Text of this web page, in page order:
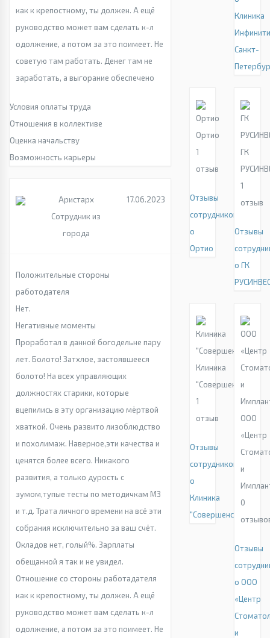
как к крепостному, ты должен. А ещё
руководство может вам сделать к-л
одолжение, а потом за это поимеет. Не
советую там работать. Денег там не
заработать, а выгорание обеспечено
Условия оплаты труда
Отношения в коллективе
Оценка начальству
Возможность карьеры
Аристарх
Сотрудник из
города
17.06.2023
Положительные стороны
работодателя
Нет.
Негативные моменты
Проработал в данной богодельне пару
лет. Болото! Затхлое, застоявшееся
болото! На всех управляющих
должностях старики, которые
вцепились в эту организацию мёртвой
хваткой. Очень развито лизоблюдство
и похолимаж. Наверное,эти качества и
ценятся более всего. Никакого
развития, а только дурость с
зумом,тупые тесты по методичкам МЗ
и т.д. Трата личного времени на всё эти
собрания исключительно за ваш счёт.
Окладов нет, голый%. Зарплаты
обещанной я так и не увидел.
Отношение со стороны работадателя
как к крепостному, ты должен. А ещё
руководство может вам сделать к-л
одолжение, а потом за это поимеет. Не
Клиника
Санкт-
Ортио
1
отзыв
Отзывы
сотрудников
о
Ортио
ГК
1
отзыв
Отзывы
о ГК
Клиника
"Совершенство"
1
отзыв
Отзывы
сотрудников
о
Клиника
"Совершенство"
ООО
«Центр
и
0
Отзывы
о ООО
«Центр
и